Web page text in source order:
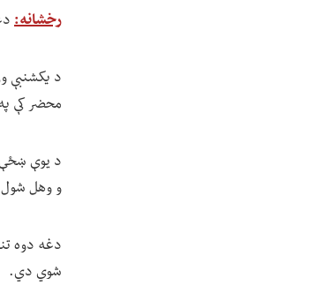
رخشانه:
محضر کې
و وهل
دغه دوه
شوي دي.